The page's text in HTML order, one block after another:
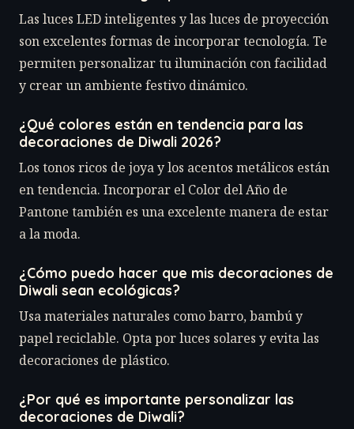
Las luces LED inteligentes y las luces de proyección
son excelentes formas de incorporar tecnología. Te
permiten personalizar tu iluminación con facilidad
y crear un ambiente festivo dinámico.
¿Qué colores están en tendencia para las
decoraciones de Diwali 2026?
Los tonos ricos de joya y los acentos metálicos están
en tendencia. Incorporar el Color del Año de
Pantone también es una excelente manera de estar
a la moda.
¿Cómo puedo hacer que mis decoraciones de
Diwali sean ecológicas?
Usa materiales naturales como barro, bambú y
papel reciclable. Opta por luces solares y evita las
decoraciones de plástico.
¿Por qué es importante personalizar las
decoraciones de Diwali?